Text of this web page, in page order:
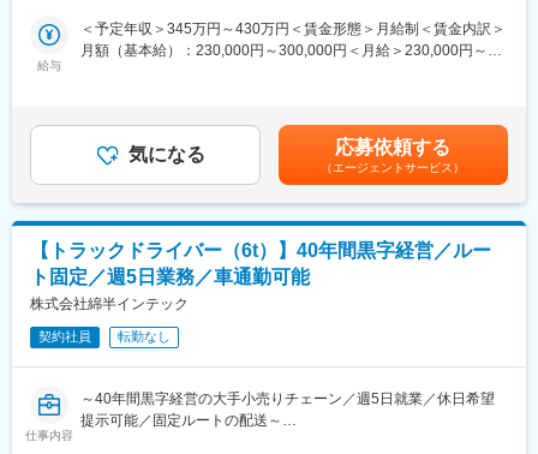
・対象顧客：化学品、食料品メーカー（既存：新規＝６：４）※現
在関西圏の販路を拡大中です。
職場の雰囲気は非常に良く、とても親しみやすい方ばかりですの
で安心して働ける環境です。
■入社後の流れ：
経験・スキルに合わせて半年～1年の研修やOJTを行います。既存
社員の半数が未経験スタートしており、イチから知識とスキルが
身につけられる環境です。徐々にお客様を引き継ぎ、わからない
ことはすぐに相談できるので、着実に成長できます。
す。
有給休暇取得についてはとてもしやすい環境です。
■業務内容：
環境エネルギー事業、商事事業、包装資材事業を展開する当社に
◇商事事業部
金属製品、凍結防止剤、フレキシブルコンテナ、その他の産業
用・農業用資材の販売を担当。今回はフレキシブルコンテナバッ
ただきます。（フレキシブルコンテナバッグとは：荷物を保管・
運搬するための袋状の包材のこと）
また外出も多くありますが直行直帰が可能な環境です。
基本的に取り扱っている商品に対しての営業となるので商社の営
業イメージです。
入社して初めは既存のお客様をメインにお願いをしています。
慣れてきたタイミングでテレアポで新規獲得も目指していただき
ます。
※飛び込み営業はありません。
給与
＜予定年収＞345万円～430万円＜賃金形態＞月給制＜賃金内訳＞
月額（基本給）：230,000円～300,000円＜月給＞230,000円～
も目安の金額であり、選考を通じて上下する可能性があります。
月給(月額)は固定手当を含めた表記です。
気になる 応募依頼する
（エージェントサービス）
【トラックドライバー（6t）】40年間黒字経営／ルー
ト固定／週5日業務／車通勤可能
株式会社綿半インテック
契約社員 転勤なし
仕事内容
～40年間黒字経営の大手小売りチェーン／週5日就業／休日希望
提示可能／固定ルートの配送～